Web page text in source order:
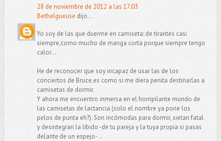
28 de noviembre de 2012 a las 17:03
Bethelgueuse dijo...
Yo soy de las que duerme en camiseta: de tirantes casi
siempre,como mucho de manga corta porque siempre tengo
calor...
He de reconocer que soy incapaz de usar las de los
conciertos de Bruce,es como si me diera penita destinarlas a
camisetas de dormir.
Y ahora me encuentro inmersa en el horripilante mundo de
las camisetas de lactancia (solo el nombre ya pone los
pelos de punta eh?). Son incómodas para dormir, sietan fatal
y desintegran la líbido -de tu pareja y la tuya propia si pasas
delante de un espejo- ..